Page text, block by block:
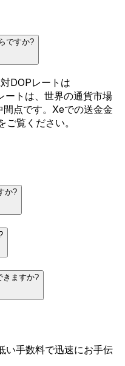
ですか?
DOPレートは
ートは、世界の通貨市場
点です。Xeでの送金金
ご覧ください。
か?
きますか?
い手数料で迅速にお手伝